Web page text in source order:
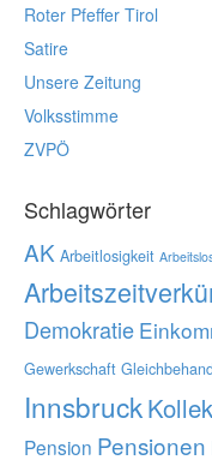
Roter Pfeffer Tirol
Satire
Unsere Zeitung
Volksstimme
ZVPÖ
Schlagwörter
AK Arbeitlosigkeit
Demokratie
Gewerkschaft
Innsbruck
Pension Pensionen